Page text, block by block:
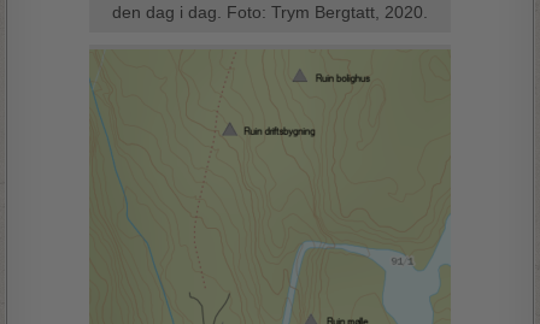
den dag i dag. Foto: Trym Bergtatt, 2020.